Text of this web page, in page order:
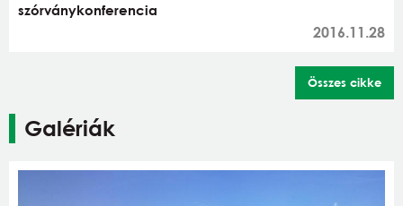
szórványkonferencia
2016.11.28
Összes cikke
Galériák